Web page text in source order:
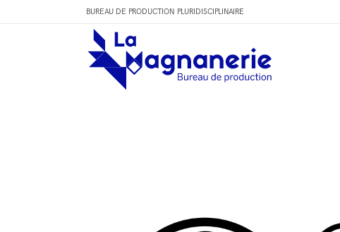
BUREAU DE PRODUCTION PLURIDISCIPLINAIRE